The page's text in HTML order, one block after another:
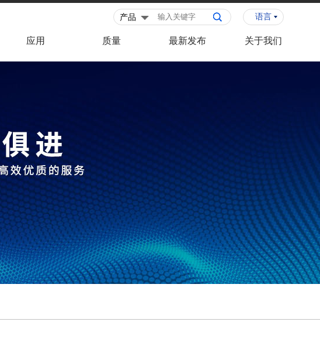
语言
应用 质量 最新发布 关于我们